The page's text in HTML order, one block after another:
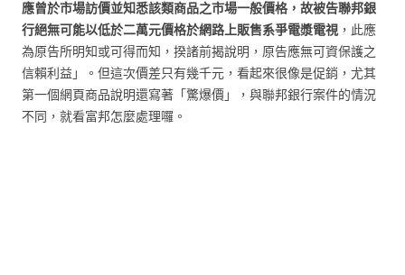
應曾於市場訪價並知悉該類商品之市場一般價格，故被告聯邦銀
行絕無可能以低於二萬元價格於網路上販售系爭電漿電視 ，此應
為原告所明知或可得而知，揆諸前揭說明，原告應無可資保護之
信賴利益」。但這次價差只有幾千元，看起來很像是促銷，尤其
第一個網頁商品說明還寫著「驚爆價」，與聯邦銀行案件的情況
不同，就看富邦怎麼處理囉。